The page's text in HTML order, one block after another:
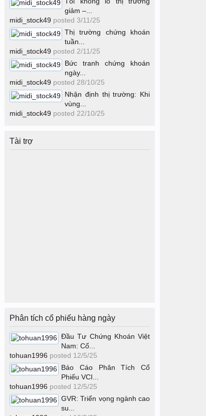
giảm –...
midi_stock49 posted 3/11/25
Thị trường chứng khoán
tuần...
midi_stock49 posted 2/11/25
Bức tranh chứng khoán
ngày...
midi_stock49 posted 28/10/25
Nhận định thị trường: Khi
vùng...
midi_stock49 posted 22/10/25
Tài trợ
Phân tích cổ phiếu hàng ngày
Đầu Tư Chứng Khoán Việt
Nam: Cổ...
tohuan1996 posted 12/5/25
Báo Cáo Phân Tích Cổ
Phiếu VCI...
tohuan1996 posted 12/5/25
GVR: Triển vọng ngành cao
su...